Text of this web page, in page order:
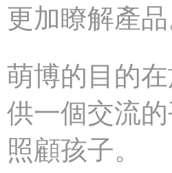
更加瞭解產品
萌博的目的
供一個交流
照顧孩子。